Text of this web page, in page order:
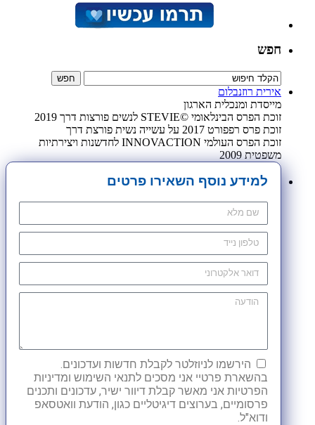
חפש
אירית רוזנבלום
מייסדת ומנכלית הארגון
זוכת הפרס הבינלאומי ©STEVIE לנשים פורצות דרך 2019
זוכת פרס רפפורט 2017 על עשייה נשית פורצת דרך
זוכת הפרס העולמי INNOVACTION לחדשנות ויצירתיות
משפטית 2009
למידע נוסף השאירו פרטים
הירשמו לניוזלטר לקבלת חדשות ועדכונים.
בהשארת פרטיי אני מסכים לתנאי השימוש ומדיניות
הפרטיות אני מאשר קבלת דיוור ישיר, עדכונים ותכנים
פרסומיים, בערוצים דיגיטליים כגון, הודעת וואטסאפ
ודוא"ל.